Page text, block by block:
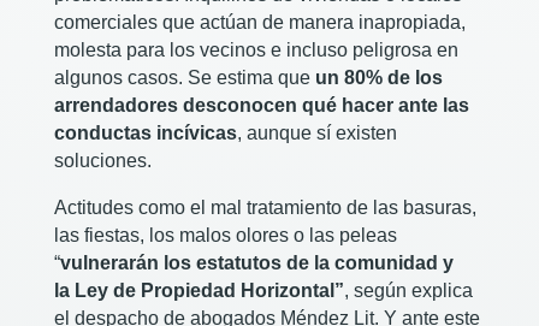
comerciales que actúan de manera inapropiada,
molesta para los vecinos e incluso peligrosa en
algunos casos. Se estima que un 80% de los
arrendadores desconocen qué hacer ante las
conductas incívicas, aunque sí existen
soluciones.
Actitudes como el mal tratamiento de las basuras,
las fiestas, los malos olores o las peleas
“vulnerarán los estatutos de la comunidad y
la Ley de Propiedad Horizontal”, según explica
el despacho de abogados Méndez Lit. Y ante este